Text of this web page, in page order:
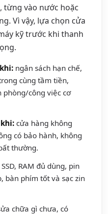
từng vào nước hoặc
Vì vậy, lựa chọn cửa
kỹ trước khi thanh
ngân sách hạn chế,
cùng tầm tiền,
phòng/công việc cơ
cửa hàng không
có bảo hành, không
thường.
RAM đủ dùng, pin
bàn phím tốt và sạc zin
chữa gì chưa, có